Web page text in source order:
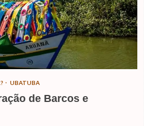
UBATUBA
de Barcos e